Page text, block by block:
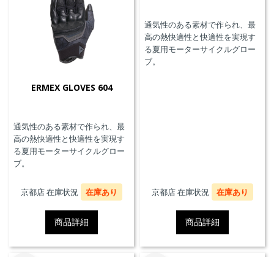
ERMEX GLOVES 604
通気性のある素材で作られ、最
高の熱快適性と快適性を実現す
る夏用モーターサイクルグロー
ブ。
京都店 在庫状況 在庫あり
商品詳細
通気性のある素材で作られ、最
高の熱快適性と快適性を実現す
る夏用モーターサイクルグロー
ブ。
京都店 在庫状況 在庫あり
商品詳細